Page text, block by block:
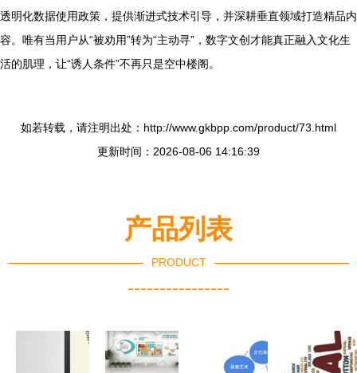
透明化数据使用政策，提供渐进式技术引导，并深耕垂直领域打造精品内
容。唯有当用户从“被劝用”转为“主动寻”，数字文创才能真正融入文化生
活的肌理，让“诱人条件”不再只是空中楼阁。
如若转载，请注明出处：http://www.gkbpp.com/product/73.html
更新时间：2026-08-06 14:16:39
产品列表
PRODUCT
----------------